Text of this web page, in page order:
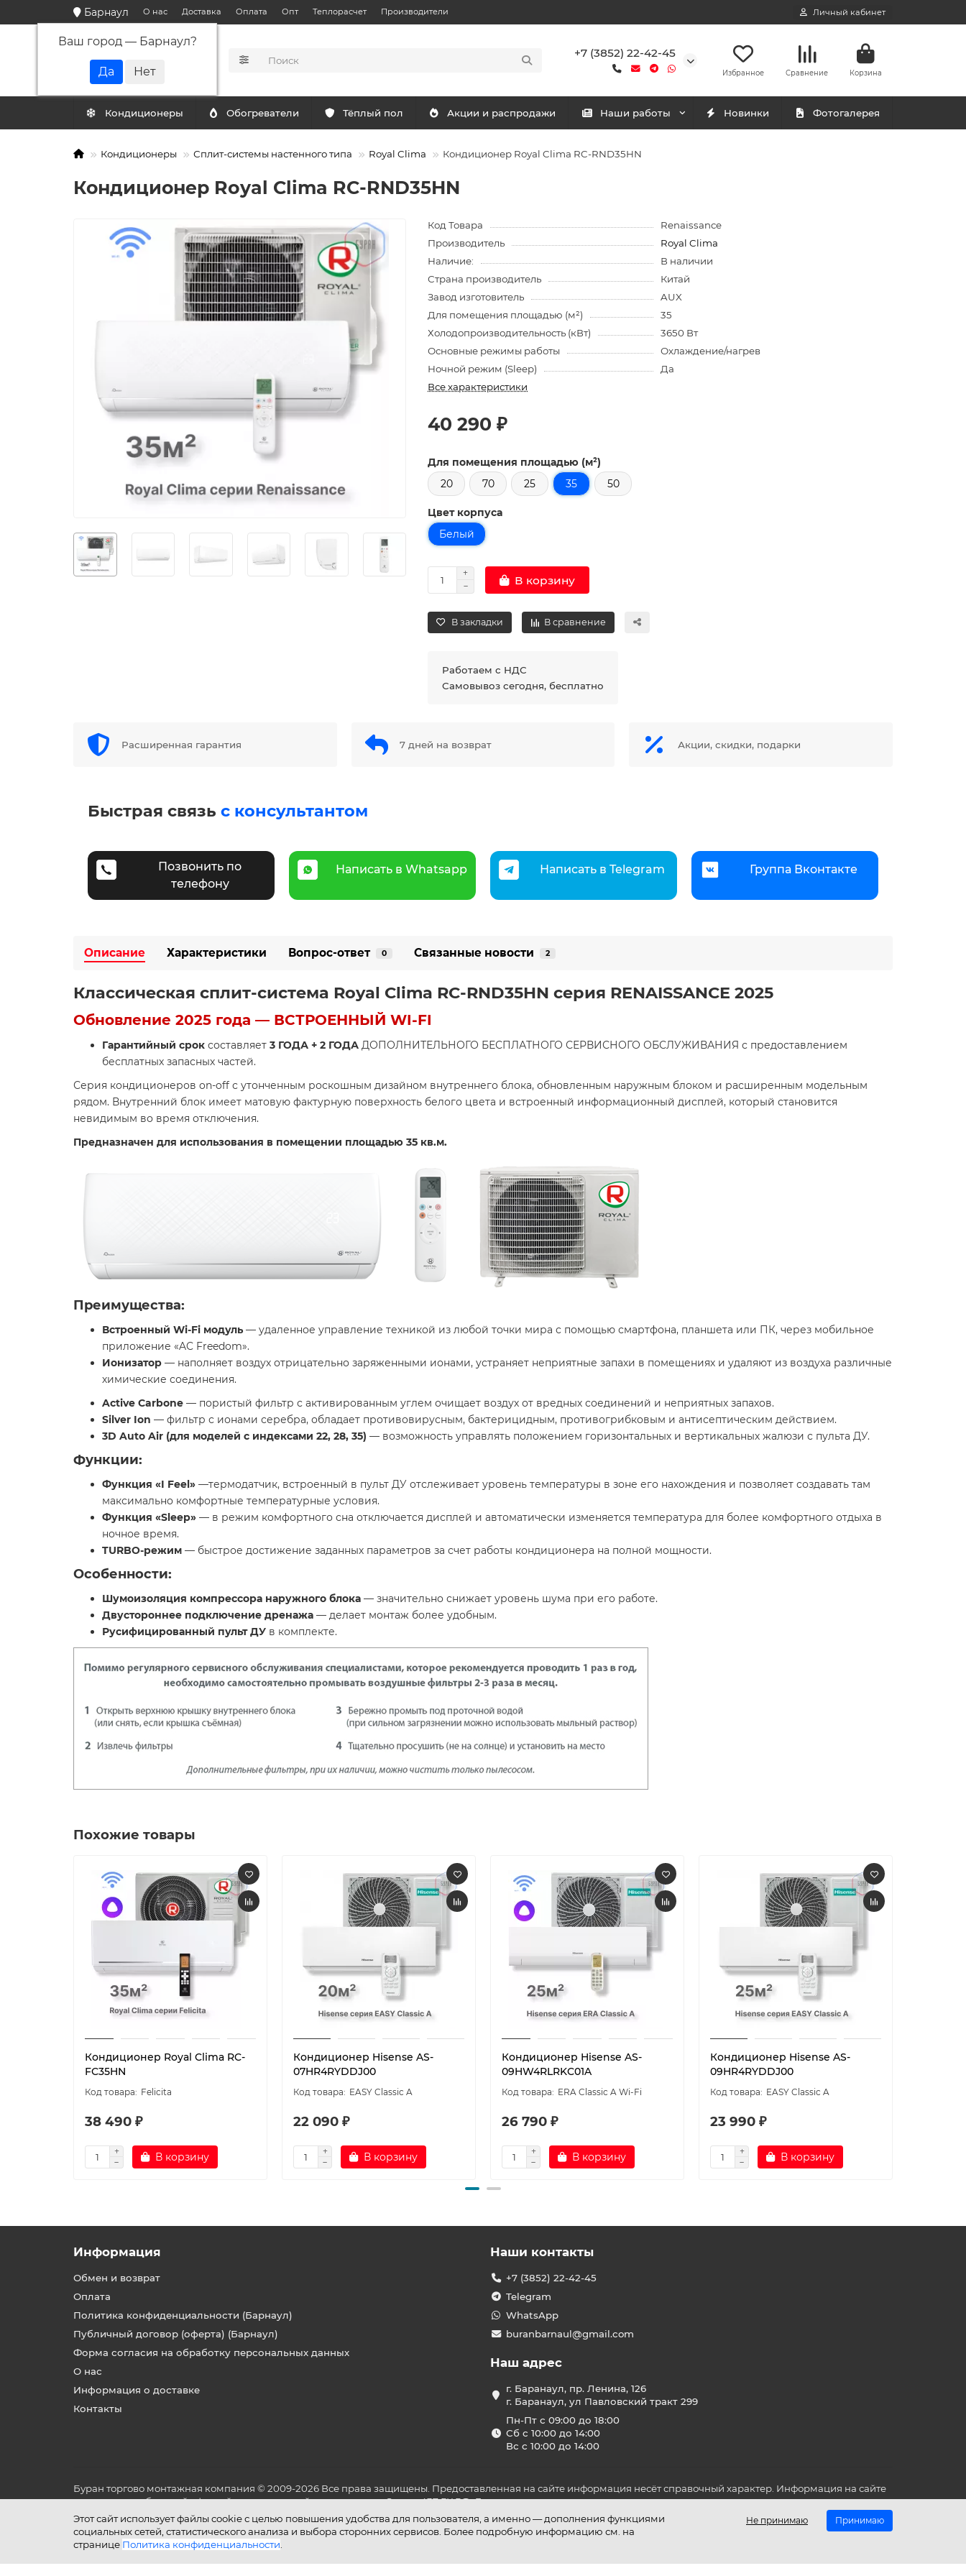
Барнаул
Ваш город — Барнаул?
О нас Доставка Оплата Опт Теплорасчет Производители Личный кабинет
+7 (3852) 22-42-45
Избранное Сравнение Корзина
Кондиционеры Обогреватели Тёплый пол Акции и распродажи Наши работы Новинки Фотогалерея
Кондиционеры Сплит-системы настенного типа Royal Clima Кондиционер Royal Clima RC-RND35HN
Кондиционер Royal Clima RC-RND35HN
Код Товара
Renaissance
Производитель
Royal Clima
Наличие:
В наличии
Страна производитель
Китай
Завод изготовитель
AUX
Для помещения площадью (м²)
35
Холодопроизводительность (кВт)
3650 Вт
Основные режимы работы
Охлаждение/нагрев
Ночной режим (Sleep)
Да
Все характеристики
40 290 ₽
Для помещения площадью (м²)
20
70 25 35 50
Цвет корпуса
Белый
В корзину
В закладки В сравнение
Работаем с НДС
Самовывоз сегодня, бесплатно
Расширенная гарантия 7 дней на возврат Акции, скидки, подарки
Быстрая связь с консультантом
Позвонить по
телефону
Написать в Whatsapp Написать в Telegram Группа Вконтакте
Описание Характеристики Вопрос-ответ 0 Связанные новости 2
Классическая сплит-система Royal Clima RC-RND35HN серия RENAISSANCE 2025
Обновление 2025 года — ВСТРОЕННЫЙ WI-FI
Гарантийный срок составляет 3 ГОДА + 2 ГОДА ДОПОЛНИТЕЛЬНОГО БЕСПЛАТНОГО СЕРВИСНОГО ОБСЛУЖИВАНИЯ с предоставлением
бесплатных запасных частей.
Серия кондиционеров on-off с утонченным роскошным дизайном внутреннего блока, обновленным наружным блоком и расширенным модельным
рядом. Внутренний блок имеет матовую фактурную поверхность белого цвета и встроенный информационный дисплей, который становится
невидимым во время отключения.
Предназначен для использования в помещении площадью 35 кв.м.
Преимущества:
Встроенный Wi-Fi модуль — удаленное управление техникой из любой точки мира с помощью смартфона, планшета или ПК, через мобильное
приложение «AC Freedom».
Ионизатор — наполняет воздух отрицательно заряженными ионами, устраняет неприятные запахи в помещениях и удаляют из воздуха различные
химические соединения.
Active Carbone — пористый фильтр с активированным углем очищает воздух от вредных соединений и неприятных запахов.
Silver Ion — фильтр с ионами серебра, обладает противовирусным, бактерицидным, противогрибковым и антисептическим действием.
3D Auto Air (для моделей с индексами 22, 28, 35) — возможность управлять положением горизонтальных и вертикальных жалюзи с пульта ДУ.
Функции:
Функция «I Feel» —термодатчик, встроенный в пульт ДУ отслеживает уровень температуры в зоне его нахождения и позволяет создавать там
максимально комфортные температурные условия.
Функция «Sleep» — в режим комфортного сна отключается дисплей и автоматически изменяется температура для более комфортного отдыха в
ночное время.
TURBO-режим — быстрое достижение заданных параметров за счет работы кондиционера на полной мощности.
Особенности:
Шумоизоляция компрессора наружного блока — значительно снижает уровень шума при его работе.
Двустороннее подключение дренажа — делает монтаж более удобным.
Русифицированный пульт ДУ в комплекте.
Похожие товары
Кондиционер Royal Clima RC-
FC35HN
Felicita
38 490 ₽
В корзину
Кондиционер Hisense AS-
07HR4RYDDJ00
EASY Classic A
22 090 ₽
В корзину
Кондиционер Hisense AS-
09HW4RLRKC01A
ERA Classic A Wi-Fi
26 790 ₽
В корзину
Кондиционер Hisense AS-
09HR4RYDDJ00
EASY Classic A
23 990 ₽
В корзину
Этот сайт использует файлы cookie с целью повышения удобства для пользователя, а именно — дополнения функциями
социальных сетей, статистического анализа и выбора сторонних сервисов. Более подробную информацию см. на
странице Политика конфиденциальности
Не принимаю Принимаю
Информация
Обмен и возврат
Оплата
Политика конфиденциальности (Барнаул)
Публичный договор (оферта) (Барнаул)
Форма согласия на обработку персональных данных
О нас
Информация о доставке
Контакты
Наши контакты
+7 (3852) 22-42-45
Telegram
WhatsApp
buranbarnaul@gmail.com
Наш адрес
г. Баранаул, пр. Ленина, 126
г. Баранаул, ул Павловский тракт 299
Пн-Пт с 09:00 до 18:00
Сб с 10:00 до 14:00
Вс с 10:00 до 14:00
Буран торгово монтажная компания © 2009-2026 Все права защищены. Предоставленная на сайте информация несёт справочный характер. Информация на сайте
не является публичной офертой, определяемой положениями Статьи 437 ГК РФ. До оплаты товара удостоверьтесь во всех для вас важных характеристиках в товаре
и условиях его эксплуатации.